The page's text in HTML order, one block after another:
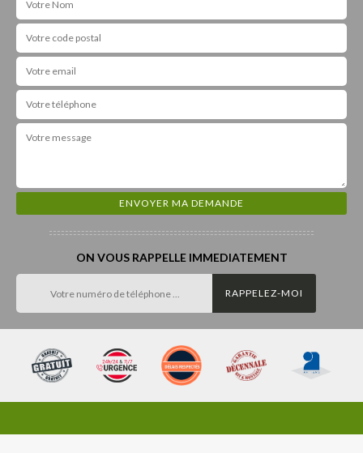
ON VOUS RAPPELLE IMMEDIATEMENT